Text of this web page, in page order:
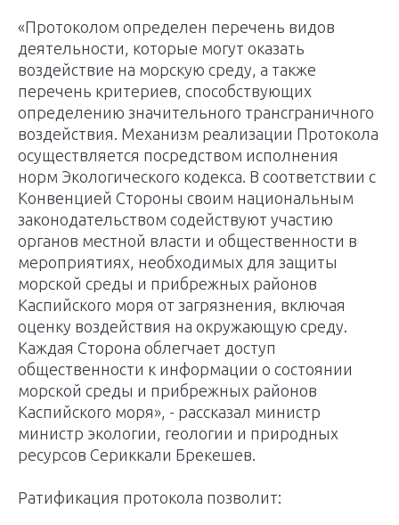
«Протоколом определен перечень видов
деятельности, которые могут оказать
воздействие на морскую среду, а также
перечень критериев, способствующих
определению значительного трансграничного
воздействия. Механизм реализации Протокола
осуществляется посредством исполнения
норм Экологического кодекса. В соответствии с
Конвенцией Стороны своим национальным
законодательством содействуют участию
органов местной власти и общественности в
мероприятиях, необходимых для защиты
морской среды и прибрежных районов
Каспийского моря от загрязнения, включая
оценку воздействия на окружающую среду.
Каждая Сторона облегчает доступ
общественности к информации о состоянии
морской среды и прибрежных районов
Каспийского моря», - рассказал министр
министр экологии, геологии и природных
ресурсов Сериккали Брекешев.
Ратификация протокола позволит: